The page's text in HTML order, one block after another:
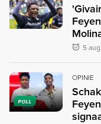
5
POLL
OPINIE